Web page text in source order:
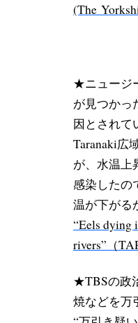
(The
★ニュージ
が見つかっ
因とされて
Taranaki広
が、水温上
感染したの
温が下がる
“Eels dying
rivers”（
★TBSの政
焼などを万